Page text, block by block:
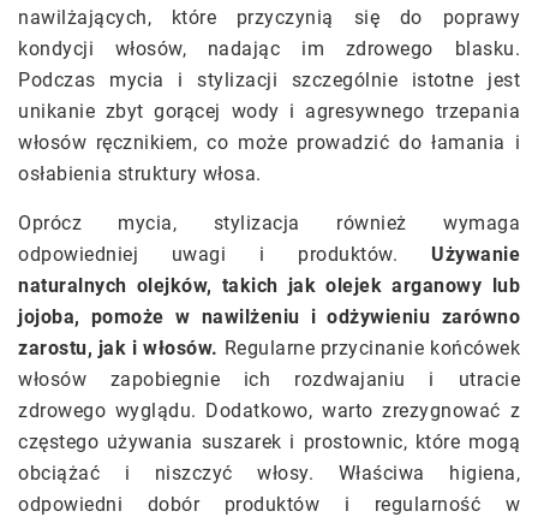
nawilżających, które przyczynią się do poprawy
kondycji włosów, nadając im zdrowego blasku.
Podczas mycia i stylizacji szczególnie istotne jest
unikanie zbyt gorącej wody i agresywnego trzepania
włosów ręcznikiem, co może prowadzić do łamania i
osłabienia struktury włosa.
Oprócz mycia, stylizacja również wymaga
odpowiedniej uwagi i produktów. Używanie
naturalnych olejków, takich jak olejek arganowy lub
jojoba, pomoże w nawilżeniu i odżywieniu zarówno
zarostu, jak i włosów. Regularne przycinanie końcówek
włosów zapobiegnie ich rozdwajaniu i utracie
zdrowego wyglądu. Dodatkowo, warto zrezygnować z
częstego używania suszarek i prostownic, które mogą
obciążać i niszczyć włosy. Właściwa higiena,
odpowiedni dobór produktów i regularność w